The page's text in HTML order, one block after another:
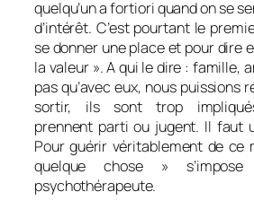
quelqu’un a fortiori quand on se
d’intérêt. C’est pourtant le
se donner une place et pour dire
la valeur ». A qui le dire : famille,
pas qu’avec eux, nous puissions
sortir, ils sont trop
prennent parti ou jugent. Il faut
Pour guérir véritablement de ce
quelque chose » s’impose
psychothérapeute.